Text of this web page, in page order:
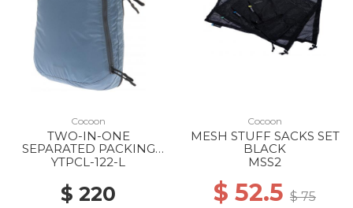
Cocoon
TWO-IN-ONE
SEPARATED PACKING
CUBE LIGHT
YTPCL-122-L
$ 220
Cocoon
MESH STUFF SACKS SET
BLACK
MSS2
$ 52.5 $ 75